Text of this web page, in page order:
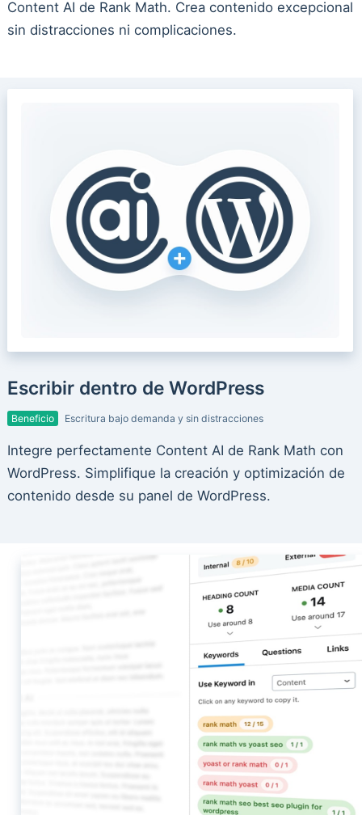
Content AI de Rank Math. Crea contenido excepcional
sin distracciones ni complicaciones.
Escribir dentro de WordPress
Beneficio Escritura bajo demanda y sin distracciones
Integre perfectamente Content AI de Rank Math con
WordPress. Simplifique la creación y optimización de
contenido desde su panel de WordPress.